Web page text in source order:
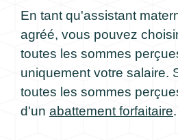
En tant qu'assistant
agréé, vous pouvez
toutes les sommes
uniquement votre salaire.
toutes les sommes
d'un abattement forfaitaire.